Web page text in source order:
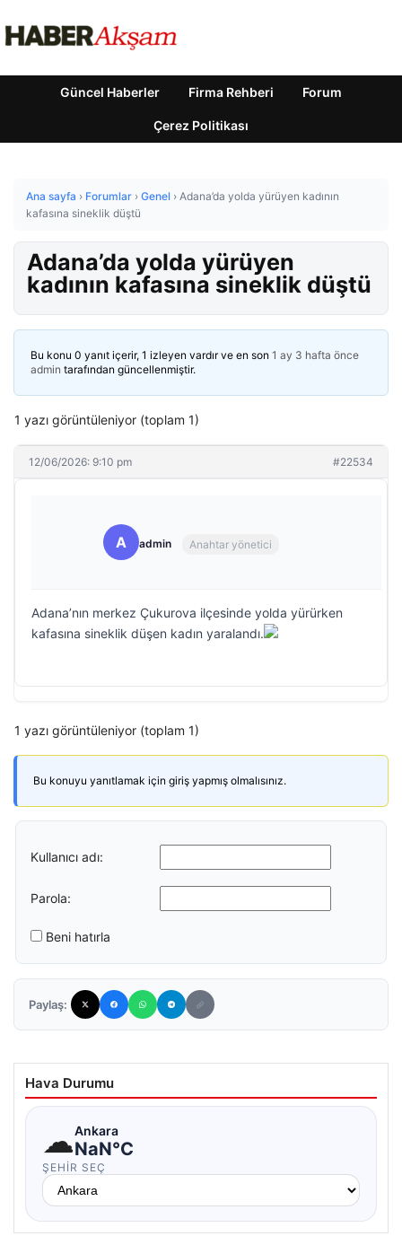
Güncel Haberler Firma Rehberi Forum
Çerez Politikası
Ana sayfa › Forumlar › Genel › Adana’da yolda yürüyen kadının
kafasına sineklik düştü
Adana’da yolda yürüyen
kadının kafasına sineklik düştü
Bu konu 0 yanıt içerir, 1 izleyen vardır ve en son 1 ay 3 hafta önce
admin tarafından güncellenmiştir.
1 yazı görüntüleniyor (toplam 1)
12/06/2026: 9:10 pm #22534
A admin Anahtar yönetici
Adana’nın merkez Çukurova ilçesinde yolda yürürken
kafasına sineklik düşen kadın yaralandı.
1 yazı görüntüleniyor (toplam 1)
Bu konuyu yanıtlamak için giriş yapmış olmalısınız.
Kullanıcı adı:
Parola:
Beni hatırla
Paylaş:
Hava Durumu
☁Ankara
NaN°C
ŞEHIR SEÇ